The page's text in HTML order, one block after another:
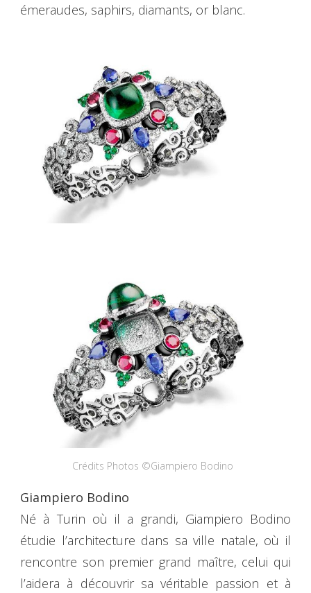
émeraudes, saphirs, diamants, or blanc.
Crédits Photos ©Giampiero Bodino
Giampiero Bodino
Né à Turin où il a grandi, Giampiero Bodino
étudie l’architecture dans sa ville natale, où il
rencontre son premier grand maître, celui qui
l’aidera à découvrir sa véritable passion et à